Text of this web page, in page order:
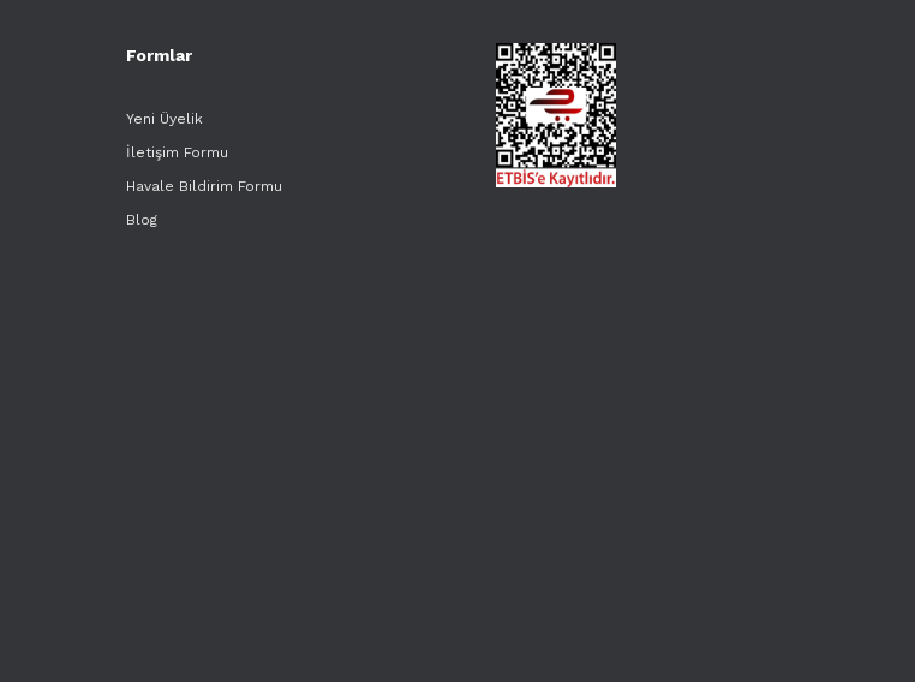
Formlar
Yeni Üyelik
İletişim Formu
Havale Bildirim Formu
Blog